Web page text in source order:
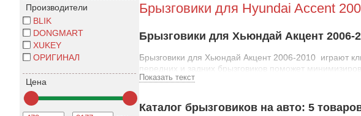
Производители
BLIK
DONGMART
XUKEY
ОРИГИНАЛ
Цена
Брызговики для Hyundai Accent
Брызговики для Хьюндай Акцент
Брызговики для Хьюндай Акцент 2006-2010 играют
передних и задних брызговиков поможет
Показать текст
Каталог брызговиков на авто: 5